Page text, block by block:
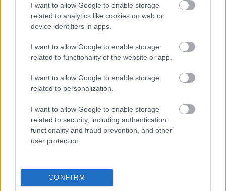
I want to allow Google to enable storage
related to analytics like cookies on web or
device identifiers in apps.
I want to allow Google to enable storage
related to functionality of the website or app.
I want to allow Google to enable storage
related to personalization.
I want to allow Google to enable storage
related to security, including authentication
functionality and fraud prevention, and other
user protection.
CONFIRM
Magyar történelem